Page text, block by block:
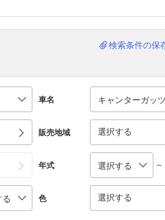
検索条件の保
車名
販売地域 選択する
年式 ～
色 選択する